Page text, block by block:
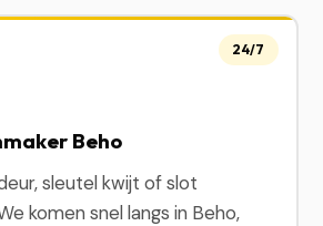
Beho
sleutel kwijt of slot
komen snel langs in Beho,
24/7